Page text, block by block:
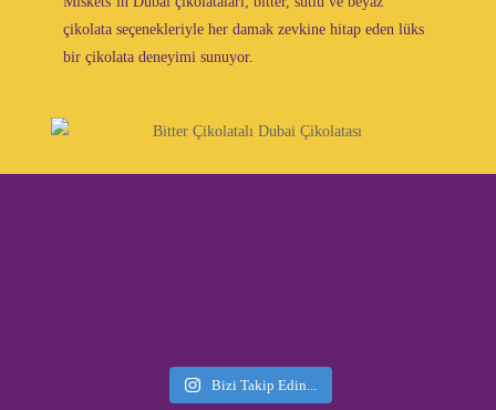
çikolata seçenekleriyle her damak zevkine hitap eden lüks
bir çikolata deneyimi sunuyor.
Bizi Takip Edin...